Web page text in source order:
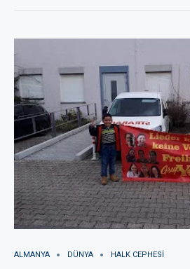
ALMANYA DÜNYA HALK CEPHESI